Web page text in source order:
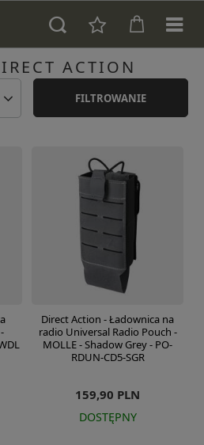
ACTION
FILTROWANIE
Direct Action - Ładownica na
radio Universal Radio Pouch -
MOLLE - Shadow Grey - PO-
RDUN-CD5-SGR
159,90 PLN
DOSTĘPNY